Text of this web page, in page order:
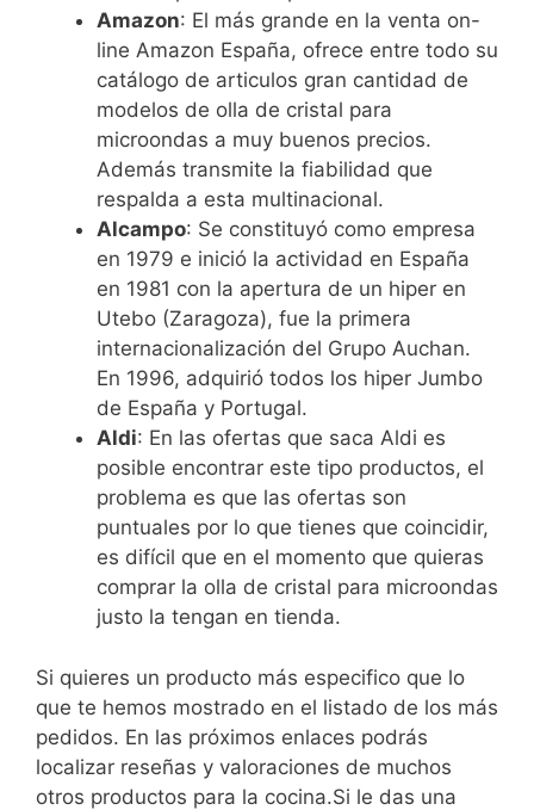
Amazon: El más grande en la venta on-
line Amazon España, ofrece entre todo su
catálogo de articulos gran cantidad de
modelos de olla de cristal para
microondas a muy buenos precios.
Además transmite la fiabilidad que
respalda a esta multinacional.
Alcampo: Se constituyó como empresa
en 1979 e inició la actividad en España
en 1981 con la apertura de un hiper en
Utebo (Zaragoza), fue la primera
internacionalización del Grupo Auchan.
En 1996, adquirió todos los hiper Jumbo
de España y Portugal.
Aldi: En las ofertas que saca Aldi es
posible encontrar este tipo productos, el
problema es que las ofertas son
puntuales por lo que tienes que coincidir,
es difícil que en el momento que quieras
comprar la olla de cristal para microondas
justo la tengan en tienda.
Si quieres un producto más especifico que lo
que te hemos mostrado en el listado de los más
pedidos. En las próximos enlaces podrás
localizar reseñas y valoraciones de muchos
otros productos para la cocina.Si le das una